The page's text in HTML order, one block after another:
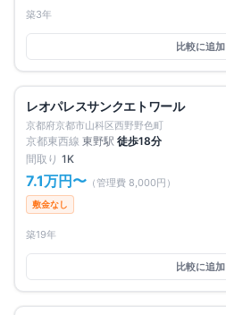
築3年
比較に追加
仲介手数料無料
レオパレスサンクエトワール
京都府京都市山科区西野野色町
京都東西線 東野駅 徒歩18分
間取り 1K
7.1万円〜 （管理費 8,000円 ）
敷金なし
築19年
比較に追加